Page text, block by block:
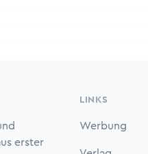
erster
LINKS
Werbung